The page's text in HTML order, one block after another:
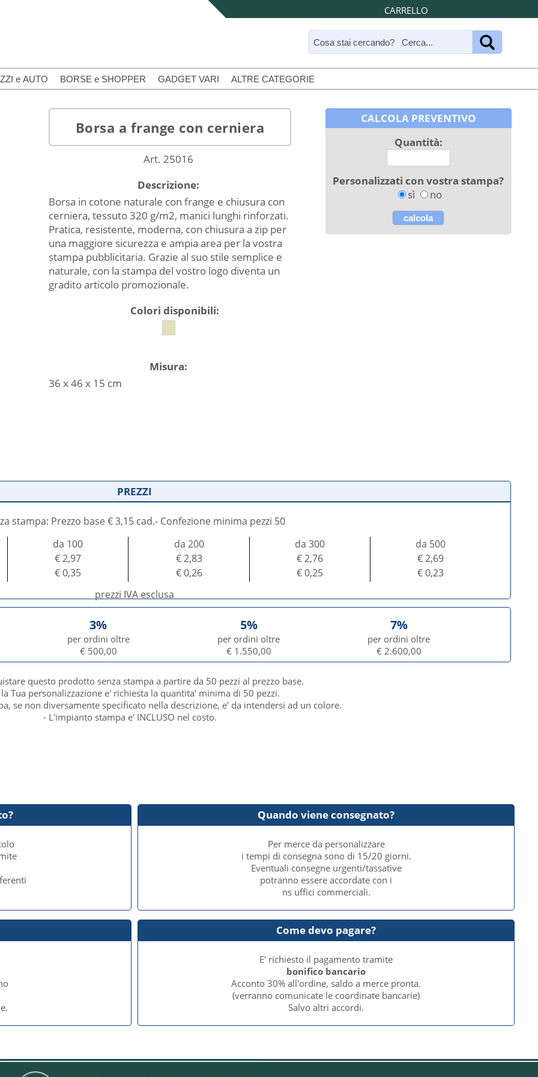
CARRELLO
e AUTO BORSE e SHOPPER GADGET VARI ALTRE CATEGORIE
Borsa a frange con cerniera
Art. 25016
Descrizione:
Borsa in cotone naturale con frange e chiusura con
cerniera, tessuto 320 g/m2, manici lunghi rinforzati.
Pratica, resistente, moderna, con chiusura a zip per
una maggiore sicurezza e ampia area per la vostra
stampa pubblicitaria. Grazie al suo stile semplice e
naturale, con la stampa del vostro logo diventa un
gradito articolo promozionale.
Colori disponibili:
Misura:
36 x 46 x 15 cm
CALCOLA PREVENTIVO
Quantità:
Personalizzati con vostra stampa?
sì
no
PREZZI
stampa: Prezzo base € 3,15 cad.- Confezione minima pezzi 50
da 100
€ 2,97
€ 0,35
da 200
€ 2,83
€ 0,26
da 300
€ 2,76
€ 0,25
da 500
€ 2,69
€ 0,23
prezzi IVA esclusa
3%
per ordini oltre
€ 500,00
5%
per ordini oltre
€ 1.550,00
7%
per ordini oltre
€ 2.600,00
questo prodotto senza stampa a partire da 50 pezzi al prezzo base.
Tua personalizzazione e' richiesta la quantita' minima di 50 pezzi.
se non diversamente specificato nella descrizione, e' da intendersi ad un colore.
- L'impianto stampa e' INCLUSO nel costo.
Quando viene consegnato?
Per merce da personalizzare
i tempi di consegna sono di 15/20 giorni.
Eventuali consegne urgenti/tassative
potranno essere accordate con i
ns uffici commerciali.
Come devo pagare?
E' richiesto il pagamento tramite
bonifico bancario
Acconto 30% all'ordine, saldo a merce pronta.
(verranno comunicate le coordinate bancarie)
Salvo altri accordi.